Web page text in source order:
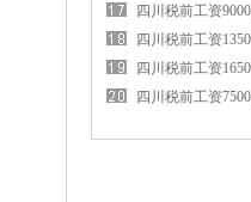
金各交多少钱
四川税前工资
各交多少钱
四川税前工资
金各交多少钱
四川税前工资
金各交多少钱
四川税前工资